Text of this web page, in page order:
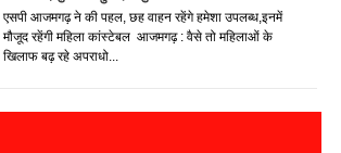
एसपी आजमगढ़ ने की पहल, छह वाहन रहेंगे हमेशा उपलब्ध,इनमें
मौजूद रहेंगी महिला कांस्टेबल आजमगढ़ : वैसे तो महिलाओं के
खिलाफ बढ़ रहे अपराधो...